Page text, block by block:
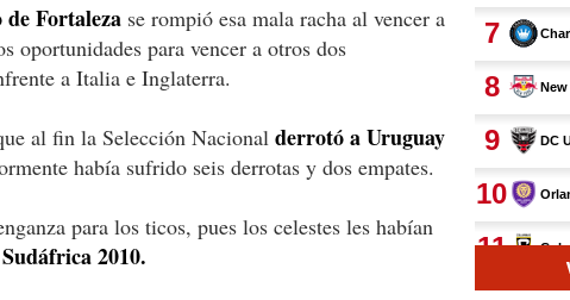
de Fortaleza se rompió esa mala racha al vencer a
oportunidades para vencer a otros dos
a Italia e Inglaterra.
al fin la Selección Nacional derrotó a Uruguay
había sufrido seis derrotas y dos empates.
para los ticos, pues los celestes les habían
Sudáfrica 2010.